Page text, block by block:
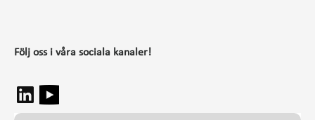
Följ oss i våra sociala kanaler!